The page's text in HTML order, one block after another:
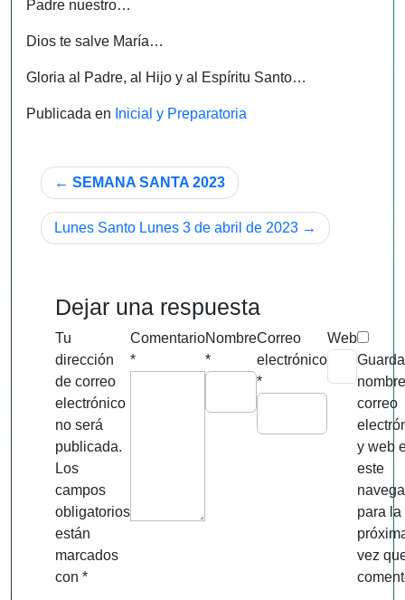
Padre nuestro…
Dios te salve María…
Gloria al Padre, al Hijo y al Espíritu Santo…
Publicada en Inicial y Preparatoria
Navegación
de
entradas
SEMANA SANTA 2023
Lunes Santo Lunes 3 de abril de 2023
Dejar una respuesta
Tu
dirección
de correo
electrónico
no será
publicada.
Los
campos
obligatorios
están
marcados
con *
Comentario
*
Nombre
*
Correo
electrónico
*
Web
correo
y web
este
para la
vez